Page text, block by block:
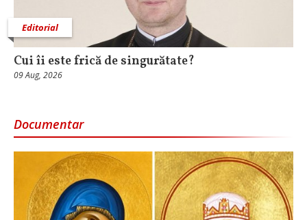
Editorial
Cui îi este frică de singurătate?
09 Aug, 2026
Documentar